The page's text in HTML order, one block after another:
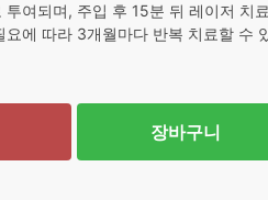
투여되며, 주입 후 15분 뒤 레이저 치
에 따라 3개월마다 반복 치료할 수
장바구니